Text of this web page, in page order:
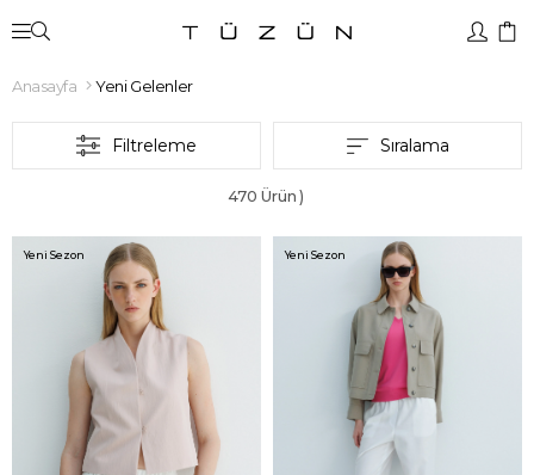
Anasayfa Yeni Gelenler
Filtreleme Sıralama
470 Ürün
Yeni Sezon Yeni Sezon